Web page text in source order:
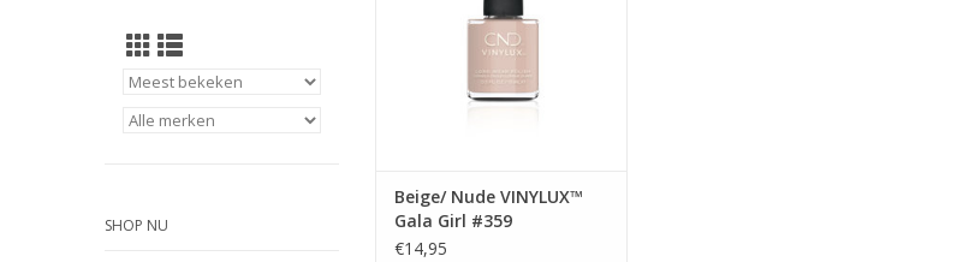
SHOP NU
Beige/ Nude VINYLUX™
Gala Girl #359
€14,95